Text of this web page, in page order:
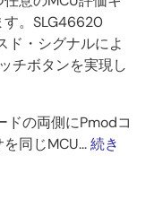
す。SLG46620
ド・シグナルによ
チボタンを実現し
の両側にPmodコ
同じMCU...続き